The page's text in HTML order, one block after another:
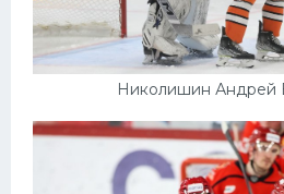
Николишин Андрей